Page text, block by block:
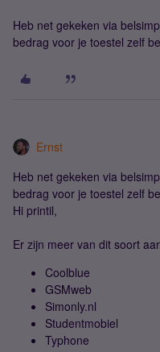
Heb net gekeken via
bedrag voor je toestel zelf
Ernst
Heb net gekeken via
bedrag voor je toestel zelf
Hi printil,
Er zijn meer van dit soort
Coolblue
GSMweb
Simonly.nl
Studentmobiel
Typhone